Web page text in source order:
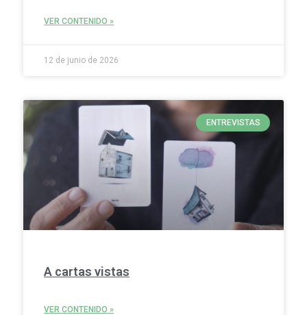
VER CONTENIDO »
12 de junio de 2026
ENTREVISTAS
A cartas vistas
VER CONTENIDO »